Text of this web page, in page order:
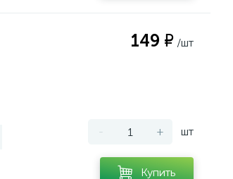
149 ₽ /шт
- + шт
Купить